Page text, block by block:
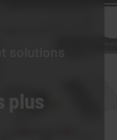
solutions
plus